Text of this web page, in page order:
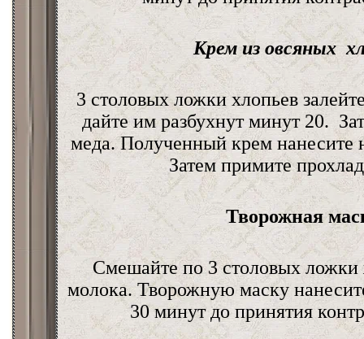
Крем из овсяных
3 столовых ложки хлопьев
дайте им разбухнут минут 20.
меда. Полученный крем нанесите
Затем примите
Творожная
Смешайте по 3 столовых ложки
молока. Творожную маску
30 минут до принятия